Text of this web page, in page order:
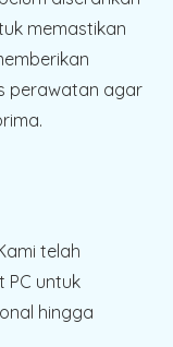
memastikan
perawatan agar
telah
PC untuk
hingga